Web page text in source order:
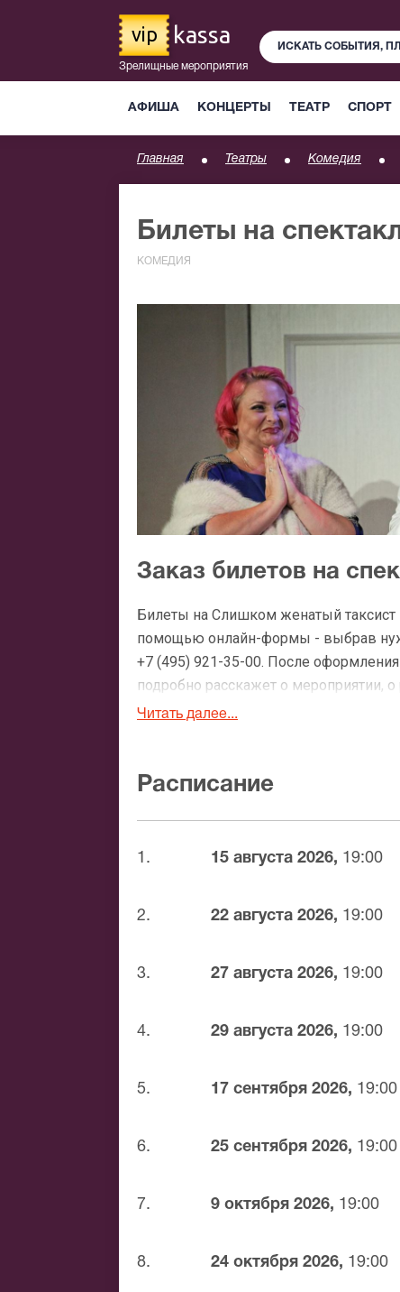
vip kassa
Зрелищные мероприятия
АФИША КОНЦЕРТЫ ТЕАТР СПОРТ
Главная Театры Комедия
Билеты на
КОМЕДИЯ
Заказ билетов на
Билеты на Слишком женатый таксист
помощью онлайн-формы - выбрав
+7 (495) 921-35-00. После
подробно расскажет о мероприятии,
утвердит адрес доставки.
После бронирования билетов,
доставка билетов осуществляется в
Банковским переводом
Серпуховке. Если не удалось найти
Читать далее...
Расписание
1. 15 августа 2026, 19:00
2. 22 августа 2026, 19:00
3. 27 августа 2026, 19:00
4. 29 августа 2026, 19:00
5. 17 сентября 2026, 19:00
6. 25 сентября 2026, 19:00
7. 9 октября 2026, 19:00
8. 24 октября 2026, 19:00